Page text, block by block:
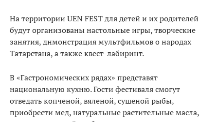
На территории UEN FEST для детей и их родителей
будут организованы настольные игры, творческие
занятия, днмонстрация мультфильмов о народах
Татарстана, а также квест-лабиринт.
В «Гастрономических рядах» представят
национальную кухню. Гости фестиваля смогут
отведать копченой, вяленой, сушеной рыбы,
приобрести мед, натуральные растительные масла,